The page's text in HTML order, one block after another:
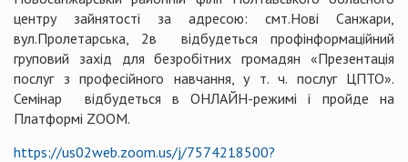
центру зайнятості за адресою: смт.Нові Санжари,
вул.Пролетарська, 2в відбудеться профінформаційний
груповий захід для безробітних громадян «Презентація
послуг з професійного навчання, у т. ч. послуг ЦПТО».
Семінар відбудеться в ОНЛАЙН-режимі і пройде на
Платформі ZOOM.
https://us02web.zoom.us/j/7574218500?